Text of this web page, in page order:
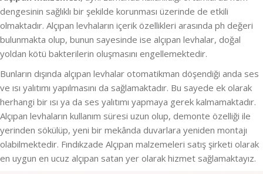
dengesinin sağlıklı bir şekilde korunması üzerinde de etkili
olmaktadır. Alçıpan levhaların içerik özellikleri arasında ph değeri
bulunmakta olup, bunun sayesinde ise alçıpan levhalar, doğal
yoldan kötü bakterilerin oluşmasını engellemektedir.
Bunların dışında alçıpan levhalar otomatikman döşendiği anda ses
ve ısı yalıtımı yapılmasını da sağlamaktadır. Bu sayede ek olarak
herhangi bir ısı ya da ses yalıtımı yapmaya gerek kalmamaktadır.
Alçıpan levhaların kullanım süresi uzun olup, demonte özelliği ile
yerinden sökülüp, yeni bir mekânda duvarlara yeniden montajı
olabilmektedir. Fındıkzade Alçıpan malzemeleri satış şirketi olarak
en uygun en ucuz alçıpan satan yer olarak hizmet sağlamaktayız.